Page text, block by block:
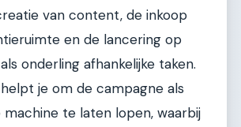
van content, de inkoop
en de lancering op
onderling afhankelijke taken.
je om de campagne als
machine te laten lopen, waarbij